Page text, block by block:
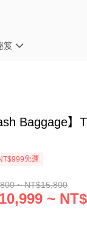
笈
Baggage
免運
~ NT$15,800
~